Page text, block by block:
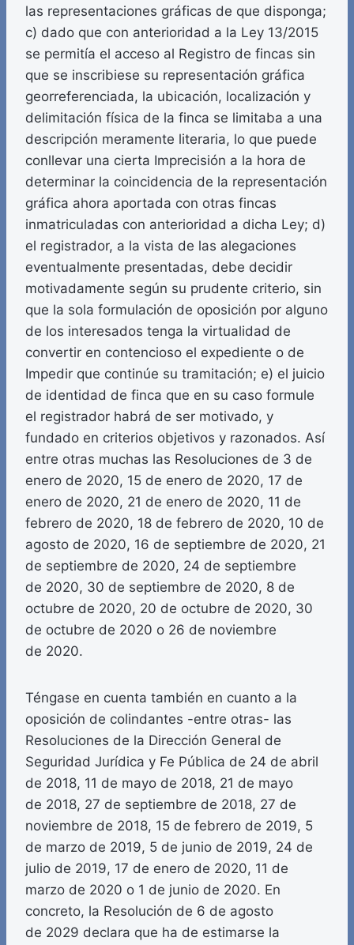
las representaciones gráficas de que disponga;
c) dado que con anterioridad a la Ley 13/2015
se permitía el acceso al Registro de fincas sin
que se inscribiese su representación gráfica
georreferenciada, la ubicación, localización y
delimitación física de la finca se limitaba a una
descripción meramente literaria, lo que puede
conllevar una cierta Imprecisión a la hora de
determinar la coincidencia de la representación
gráfica ahora aportada con otras fincas
inmatriculadas con anterioridad a dicha Ley; d)
el registrador, a la vista de las alegaciones
eventualmente presentadas, debe decidir
motivadamente según su prudente criterio, sin
que la sola formulación de oposición por alguno
de los interesados tenga la virtualidad de
convertir en contencioso el expediente o de
Impedir que continúe su tramitación; e) el juicio
de identidad de finca que en su caso formule
el registrador habrá de ser motivado, y
fundado en criterios objetivos y razonados. Así
entre otras muchas las Resoluciones de 3 de
enero de 2020, 15 de enero de 2020, 17 de
enero de 2020, 21 de enero de 2020, 11 de
febrero de 2020, 18 de febrero de 2020, 10 de
agosto de 2020, 16 de septiembre de 2020, 21
de septiembre de 2020, 24 de septiembre
de 2020, 30 de septiembre de 2020, 8 de
octubre de 2020, 20 de octubre de 2020, 30
de octubre de 2020 o 26 de noviembre
de 2020.
Téngase en cuenta también en cuanto a la
oposición de colindantes -entre otras- las
Resoluciones de la Dirección General de
Seguridad Jurídica y Fe Pública de 24 de abril
de 2018, 11 de mayo de 2018, 21 de mayo
de 2018, 27 de septiembre de 2018, 27 de
noviembre de 2018, 15 de febrero de 2019, 5
de marzo de 2019, 5 de junio de 2019, 24 de
julio de 2019, 17 de enero de 2020, 11 de
marzo de 2020 o 1 de junio de 2020. En
concreto, la Resolución de 6 de agosto
de 2029 declara que ha de estimarse la